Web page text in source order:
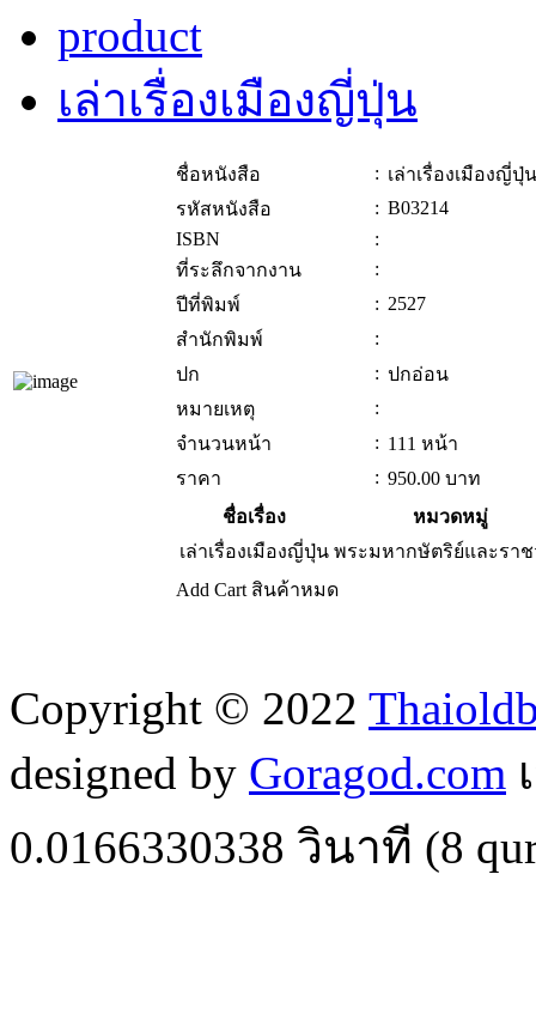
product
เล่าเรื่องเมืองญี่ปุ่น
ชื่อหนังสือ : เล่าเรื่องเมืองญี่ปุ่น
รหัสหนังสือ
: B03214
ISBN
:
ที่ระลึกจากงาน
:
ปีที่พิมพ์
: 2527
สำนักพิมพ์
:
ปก
: ปกอ่อน
หมายเหตุ
:
จำนวนหน้า
: 111 หน้า
ราคา
: 950.00 บาท
ชื่อเรื่อง
หมวดหมู่
เล่าเรื่องเมืองญี่ปุ่น พระมหากษัตริย์และราช
Add Cart สินค้าหมด
Copyright © 2022
designed by Goragod.com
0.0166330338 วินาที (8